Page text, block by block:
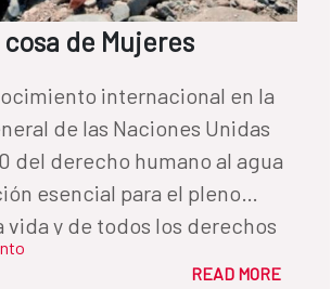
cosa de Mujeres
internacional en la
de las Naciones Unidas
del derecho humano al agua
esencial para el pleno
y de todos los derechos
del Corredor Seco de
READ MORE